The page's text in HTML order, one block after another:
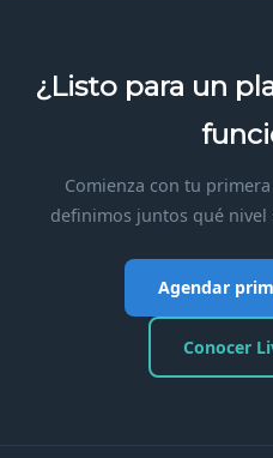
¿Listo para un
Comienza con tu
definimos juntos qué nivel
Agendar
Conocer